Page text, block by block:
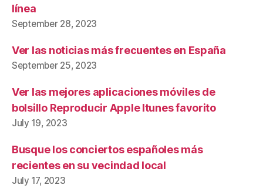
línea
September 28, 2023
Ver las noticias más frecuentes en España
September 25, 2023
Ver las mejores aplicaciones móviles de
bolsillo Reproducir Apple Itunes favorito
July 19, 2023
Busque los conciertos españoles más
recientes en su vecindad local
July 17, 2023